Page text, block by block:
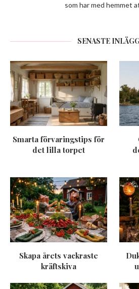
som har med hemmet
SENASTE
Smarta förvaringstips för
det lilla torpet
Skapa årets vackraste
kräftskiva